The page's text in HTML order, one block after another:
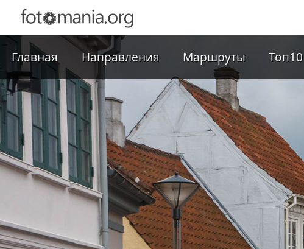
Главная Направления Маршруты Топ10